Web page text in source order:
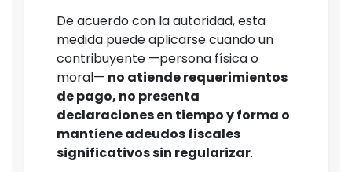
De acuerdo con la autoridad, esta
medida puede aplicarse cuando un
contribuyente —persona física o
moral— no atiende requerimientos
de pago, no presenta
declaraciones en tiempo y forma o
mantiene adeudos fiscales
significativos sin regularizar.